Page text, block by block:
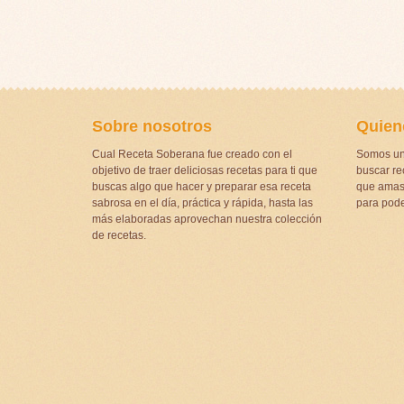
Sobre nosotros
Cual Receta Soberana fue creado con el
objetivo de traer deliciosas recetas para ti que
buscas algo que hacer y preparar esa receta
sabrosa en el día, práctica y rápida, hasta las
más elaboradas aprovechan nuestra colección
de recetas.
Somos
buscar
que
para